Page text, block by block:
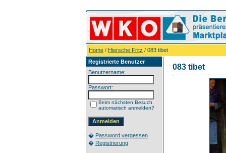
Home / Hiersche Fritz / 083 tibet
Registrierte Benutzer
Benutzername:
Passwort:
Beim nächsten Besuch
automatisch anmelden?
� Password vergessen
� Registrierung
083 tibet